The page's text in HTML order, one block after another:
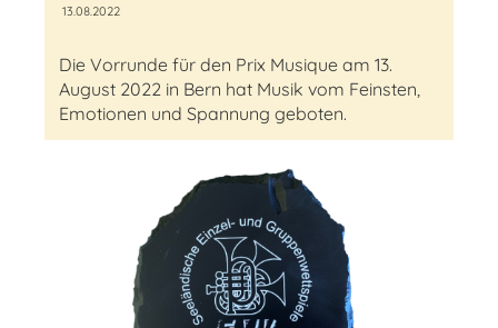
13.08.2022
Die Vorrunde für den Prix Musique am 13.
August 2022 in Bern hat Musik vom Feinsten,
Emotionen und Spannung geboten.